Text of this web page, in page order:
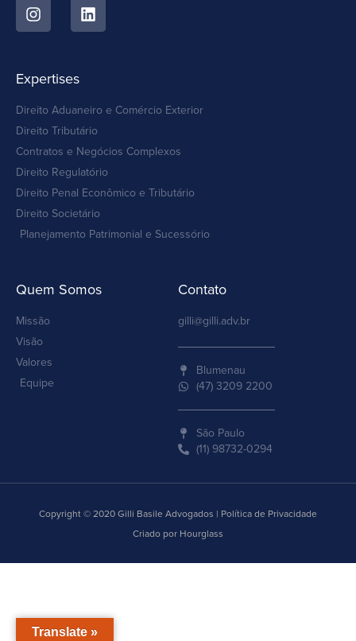
Expertises
Direito Aduaneiro e Comércio Exterior
Direito Tributário
Contratos e Negócios Complexos
Direito Regulatório
Direito Penal Econômico e Tributário
Direito Societário
Planejamento Patrimonial e Sucessório
Quem Somos
Missão
Visão
Valores
Equipe
Contato
gilli@gilli.adv.br
Blumenau
(47) 3209 2200
São Paulo
(11) 98732-0294
Copyright © 2020 Gilli Basile Advogados | Política de Privacidade
Criado por Hourglass
Translate »